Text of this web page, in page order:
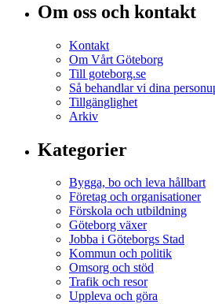
Om oss och kontakt
Kontakt
Om Vårt Göteborg
Till goteborg.se
Så behandlar vi dina
Tillgänglighet
Arkiv
Kategorier
Bygga, bo och leva hållbart
Företag och organisationer
Förskola och utbildning
Göteborg växer
Jobba i Göteborgs Stad
Kommun och politik
Omsorg och stöd
Trafik och resor
Uppleva och göra